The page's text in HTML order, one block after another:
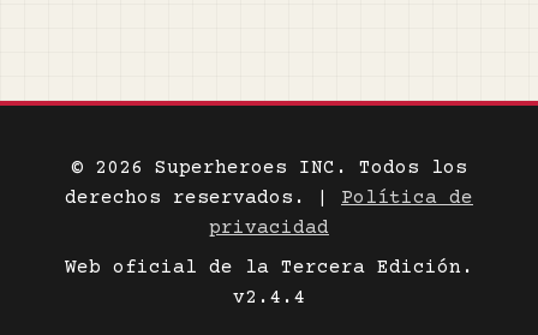
© 2026 Superheroes INC. Todos los
derechos reservados. | Política de
privacidad
Web oficial de la Tercera Edición.
v2.4.4